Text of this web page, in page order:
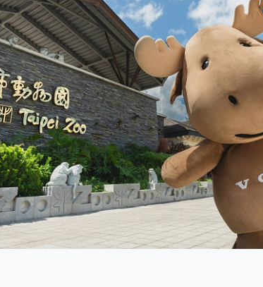
好用的 EaseUS Partition Master 讓您輕鬆的移除與
一鍵修復模糊影片、舊照的 AI 好幫手! VideoProc
小朋友才做選擇 投影機 RGB藍牙音響 氛圍情境燈
式生活新體驗
外型超吸晴~ 給您絕佳操控體驗 GravaStar Mercury
開箱~變身「蜘蛛人」椅子軍師！MSI MPG
iPhone 17 系列 有認證的防護來囉！ imos 首家導入
DJI Osmo Pocket 3 爽爽帶回家 歡慶 EaseUS 21 週
小巧好吸不擋鏡頭 有Qi2認證的 ONPRO MagReact
會走動的冷暖氣 SONY REON POCKET PRO 穿戴式
寶可夢飛人外掛iToolab AnyGo全新升級，GO Fest
百倍變焦實測~ vivo X200 Pro 與 S25 Ultra 誰能滿
超好用的 PLAUD NotePin AI 智慧錄音膠囊~ 您的AI
COMPUTEX 2025 來囉！AGI亞奇雷 AI・Gaming・
自帶線的 有線無線都能充 ONPRO MagReact M5
飛利浦 JS7310 ⚡【電急便｜行動儲能救車電源】
是螢幕也是電視! 一機超多用途「MSI微星 Modern